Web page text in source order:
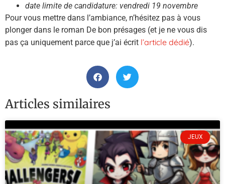
date limite de candidature: vendredi 19 novembre
Pour vous mettre dans l’ambiance, n’hésitez pas à vous
plonger dans le roman De bon présages (et je ne vous dis
pas ça uniquement parce que j’ai écrit l’article dédié).
Articles similaires
JEUX